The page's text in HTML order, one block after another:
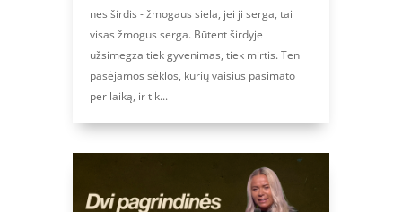
nes širdis - žmogaus siela, jei ji serga, tai
visas žmogus serga. Būtent širdyje
užsimegza tiek gyvenimas, tiek mirtis. Ten
pasėjamos sėklos, kurių vaisius pasimato
per laiką, ir tik...